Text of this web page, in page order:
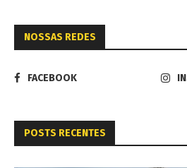
NOSSAS REDES
FACEBOOK
POSTS RECENTES